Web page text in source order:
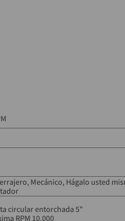
Mecánico Hágalo usted
circular entorchada 5"
RPM 10.000